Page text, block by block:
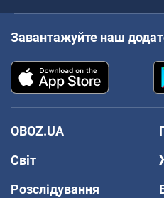
Завантажуйте наш
OBOZ.UA
Світ
Розслідування